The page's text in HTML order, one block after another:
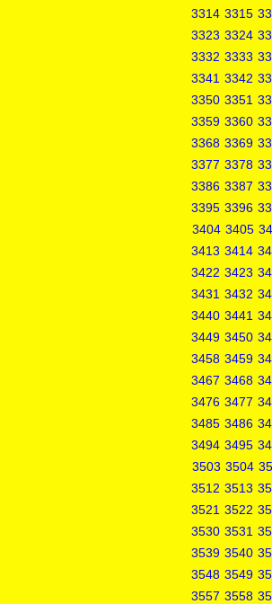
3314 3315
3323 3324
3332 3333
3341 3342
3350 3351
3359 3360
3368 3369
3377 3378
3386 3387
3395 3396
3404 3405
3413 3414
3422 3423
3431 3432
3440 3441
3449 3450
3458 3459
3467 3468
3476 3477
3485 3486
3494 3495
3503 3504
3512 3513
3521 3522
3530 3531
3539 3540
3548 3549
3557 3558